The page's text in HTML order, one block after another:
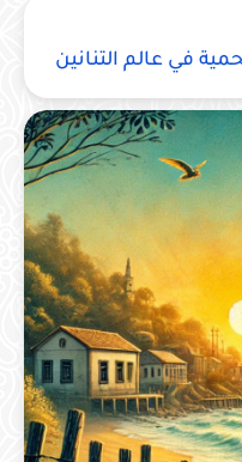
في عالم التنانين